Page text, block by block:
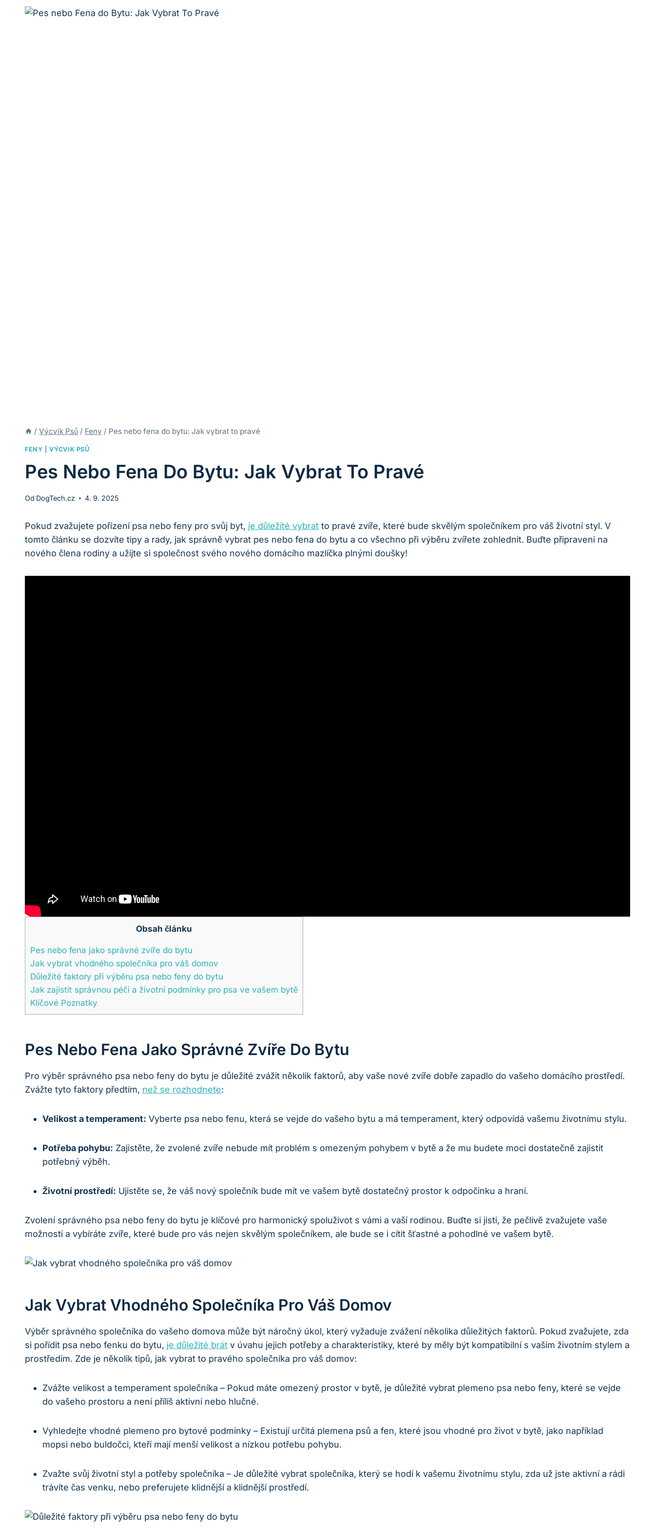
/ Výcvik Psů / Feny / Pes nebo fena do bytu: Jak vybrat to pravé
FENY |VÝCVIK PSŮ
Pes Nebo Fena Do Bytu: Jak Vybrat To Pravé
Od DogTech.cz 4. 9. 2025
Pokud zvažujete ‍pořízení‌ psa⁢ nebo feny​ pro svůj byt, je⁤ důležité‍ vybrat to pravé zvíře, které bude skvělým společníkem pro váš životní styl.⁤ V
tomto článku se dozvíte tipy a rady, jak správně vybrat pes nebo fena do bytu a co všechno ​při výběru zvířete zohlednit. Buďte připraveni na
nového člena rodiny a užijte si společnost svého nového domácího mazlíčka plnými doušky!
Obsah článku
Pes nebo fena jako správné zvíře do bytu
Jak vybrat vhodného společníka pro váš domov
Důležité faktory při výběru psa nebo feny do ​bytu
Jak zajistit správnou péči a životní podmínky⁢ pro psa ve ⁣vašem bytě
Klíčové Poznatky
Pes Nebo Fena Jako Správné Zvíře Do Bytu
Pro výběr správného psa nebo ⁤feny do bytu je důležité zvážit několik faktorů, aby vaše nové zvíře dobře⁤ zapadlo do‌ vašeho domácího prostředí.
Zvážte tyto faktory předtím, než se rozhodnete:
Velikost a temperament: Vyberte psa nebo fenu, která se vejde do vašeho bytu a má temperament, který odpovídá vašemu životnímu stylu.
Potřeba pohybu: Zajistěte, že zvolené zvíře nebude mít problém‌ s omezeným ⁤pohybem v bytě a že mu budete moci dostatečně zajistit
potřebný výběh.
Životní prostředí: Ujistěte se, ‌že váš nový společník bude mít ve vašem bytě dostatečný prostor k odpočinku a hraní.
Zvolení správného psa nebo feny do bytu ‌je ‌klíčové pro harmonický spoluživot s vámi a vaší rodinou. Buďte si jisti, že pečlivě zvažujete⁣ vaše
možnosti ⁣a vybíráte zvíře, které bude pro vás⁤ nejen skvělým společníkem, ale bude se i cítit šťastné ​a pohodlné ve vašem bytě.
Jak Vybrat Vhodného Společníka Pro Váš Domov
Výběr správného společníka do vašeho domova může být náročný úkol, který vyžaduje zvážení několika důležitých faktorů. Pokud zvažujete,​ zda
si pořídit psa nebo fenku⁤ do bytu, je důležité brát ⁢ v úvahu jejich potřeby⁤ a charakteristiky, ‌které by měly být kompatibilní s vaším životním stylem a
prostředím. Zde je několik tipů, jak vybrat to pravého společníka pro váš domov:
Zvážte velikost a temperament společníka – Pokud máte omezený prostor v bytě, je důležité vybrat‌ plemeno psa nebo feny, které se vejde
do vašeho⁤ prostoru⁢ a není příliš aktivní nebo hlučné.
Vyhledejte vhodné plemeno pro bytové podmínky – Existují určitá plemena ⁤psů a fen, které jsou vhodné pro život v‌ bytě, jako například
mopsi nebo buldočci, kteří mají menší velikost a nízkou potřebu pohybu.
Zvažte svůj životní ​styl a potřeby společníka – Je důležité vybrat společníka, ⁢který se hodí k vašemu životnímu stylu, zda⁤ už jste aktivní a rádi
trávíte čas venku, nebo preferujete klidnější a ⁤klidnější prostředí.